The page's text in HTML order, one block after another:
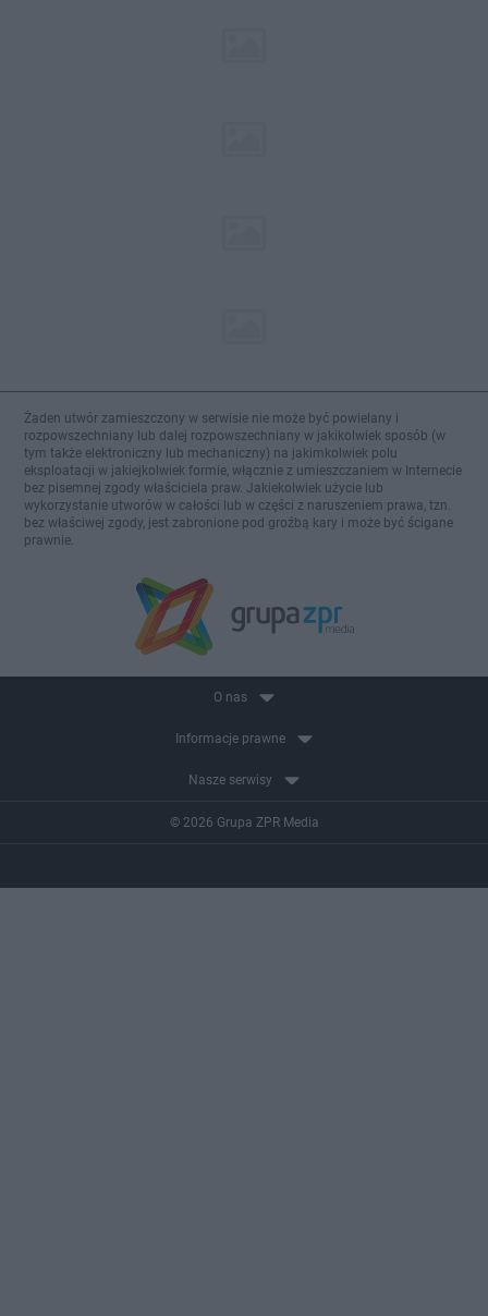
Żaden utwór zamieszczony w serwisie nie może być powielany i
rozpowszechniany lub dalej rozpowszechniany w jakikolwiek sposób (w
tym także elektroniczny lub mechaniczny) na jakimkolwiek polu
eksploatacji w jakiejkolwiek formie, włącznie z umieszczaniem w Internecie
bez pisemnej zgody właściciela praw. Jakiekolwiek użycie lub
wykorzystanie utworów w całości lub w części z naruszeniem prawa, tzn.
bez właściwej zgody, jest zabronione pod groźbą kary i może być ścigane
prawnie.
O nas
Informacje prawne
Nasze serwisy
© 2026 Grupa ZPR Media